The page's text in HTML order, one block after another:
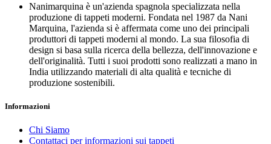
Nanimarquina è un'azienda spagnola specializzata nella
produzione di tappeti moderni. Fondata nel 1987 da Nani
Marquina, l'azienda si è affermata come uno dei principali
produttori di tappeti moderni al mondo. La sua filosofia di
design si basa sulla ricerca della bellezza, dell'innovazione e
dell'originalità. Tutti i suoi prodotti sono realizzati a mano in
India utilizzando materiali di alta qualità e tecniche di
produzione sostenibili.
Informazioni
Chi Siamo
Contattaci per informazioni sui tappeti